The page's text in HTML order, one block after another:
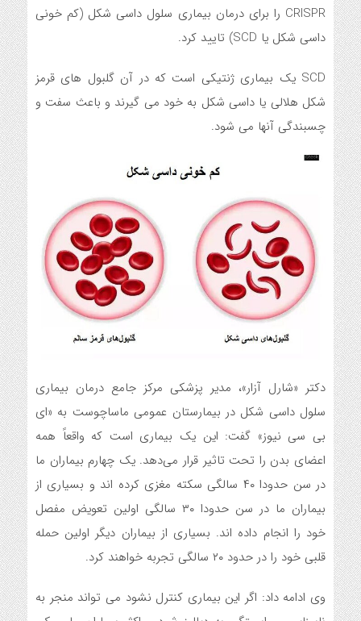
CRISPR را برای درمان بیماری سلول داسی شکل (کم خونی
داسی شکل یا SCD) تایید کرد.
SCD یک بیماری ژنتیکی است که در آن گلبول های قرمز
شکل هلالی یا داسی شکل به خود می گیرند و باعث سفت و
چسبندگی آنها می شود.
دکتر «شارل آزار»، مدیر پزشکی مرکز جامع درمان بیماری
سلول داسی شکل در بیمارستان عمومی ماساچوست به «ای
بی سی نیوز» گفت: این یک بیماری است که واقعاً همه
اعضای بدن را تحت تاثیر قرار می‌دهد. یک چهارم بیماران ما
در سن حدودا ۴۰ سالگی سکته مغزی کرده اند و بسیاری از
بیماران ما در سن حدودا ۳۰ سالگی اولین تعویض مفصل
خود را انجام داده اند. بسیاری از بیماران دیگر اولین حمله
قلبی خود را در حدود ۲۰ سالگی تجربه خواهند کرد.
وی ادامه داد: اگر این بیماری کنترل نشود می تواند منجر به